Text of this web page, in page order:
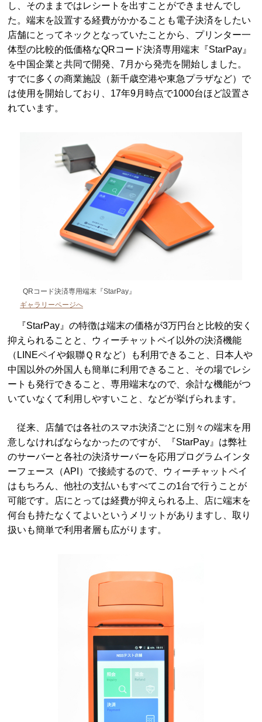
し、そのままではレシートを出すことができませんでし
た。端末を設置する経費がかかることも電子決済をしたい
店舗にとってネックとなっていたことから、プリンター一
体型の比較的低価格なQRコード決済専用端末『StarPay』
を中国企業と共同で開発、7月から発売を開始しました。
すでに多くの商業施設（新千歳空港や東急プラザなど）で
は使用を開始しており、17年9月時点で1000台ほど設置さ
れています。
QRコード決済専用端末『StarPay』
ギャラリーページへ
『StarPay』の特徴は端末の価格が3万円台と比較的安く
抑えられることと、ウィーチャットペイ以外の決済機能
（LINEペイや銀聯ＱＲなど）も利用できること、日本人や
中国以外の外国人も簡単に利用できること、その場でレシ
ートも発行できること、専用端末なので、余計な機能がつ
いていなくて利用しやすいこと、などが挙げられます。
従来、店舗では各社のスマホ決済ごとに別々の端末を用
意しなければならなかったのですが、『StarPay』は弊社
のサーバーと各社の決済サーバーを応用プログラムインタ
ーフェース（API）で接続するので、ウィーチャットペイ
はもちろん、他社の支払いもすべてこの1台で行うことが
可能です。店にとっては経費が抑えられる上、店に端末を
何台も持たなくてよいというメリットがありますし、取り
扱いも簡単で利用者層も広がります。